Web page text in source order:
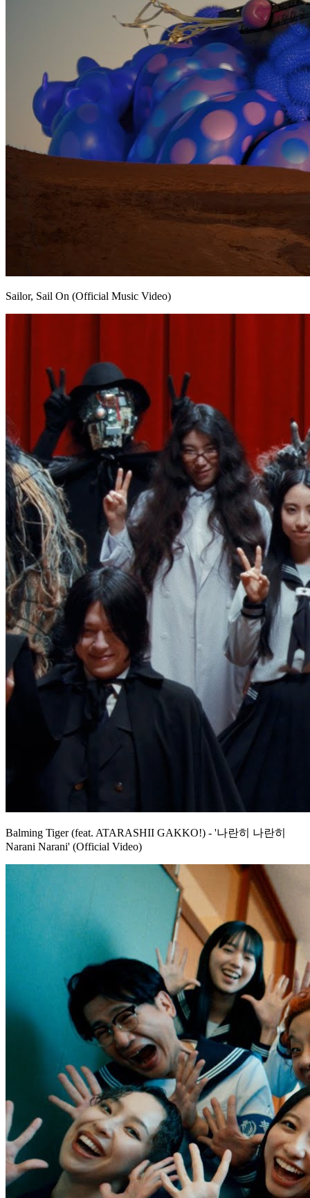
Sailor, Sail On (Official Music Video)
Balming Tiger (feat. ATARASHII GAKKO!) - '나란히 나란히
Narani Narani' (Official Video)